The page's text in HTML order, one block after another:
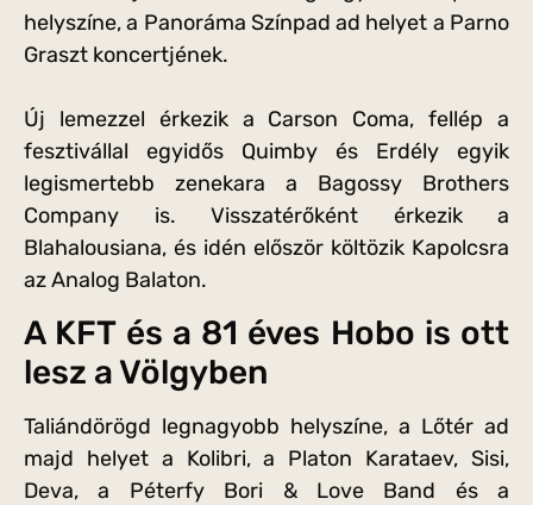
helyszíne, a Panoráma Színpad ad helyet a Parno
Graszt koncertjének.
Új lemezzel érkezik a Carson Coma, fellép a
fesztivállal egyidős Quimby és Erdély egyik
legismertebb zenekara a Bagossy Brothers
Company is. Visszatérőként érkezik a
Blahalousiana, és idén először költözik Kapolcsra
az Analog Balaton.
A KFT és a 81 éves Hobo is ott
lesz a Völgyben
Taliándörögd legnagyobb helyszíne, a Lőtér ad
majd helyet a Kolibri, a Platon Karataev, Sisi,
Deva, a Péterfy Bori & Love Band és a